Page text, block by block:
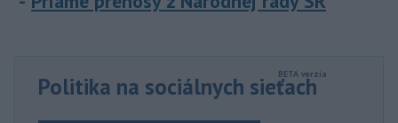
Politika na sociálnych sieťach